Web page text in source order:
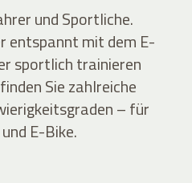
und Sportliche.
entspannt mit dem E-
sportlich trainieren
Sie zahlreiche
– für
E-Bike.